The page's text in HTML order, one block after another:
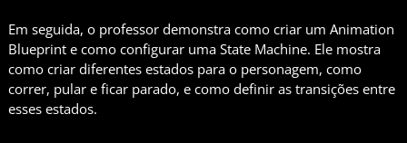
Em seguida, o professor demonstra como criar um Animation
Blueprint e como configurar uma State Machine. Ele mostra
como criar diferentes estados para o personagem, como
correr, pular e ficar parado, e como definir as transições entre
esses estados.